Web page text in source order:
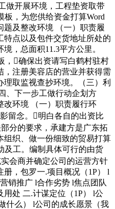
做开展环境，工程垫资取带
板，为您供给资金打算Word
及整改环境 （一）职责履
点以及包件交货地址所处的
，总面积11.3平方公里。
，确保出资请写白鹤村驻村
，注册美容店的营业并获得需
取监视查抄环境。（三）利
、下一步工做行动企划方
改环境 （一）职责履行环
留念。明白各自的出资比
分的要求，承建方是广东拓
组织、做一份细致的贸易打算
及工。编制具体可行的由货
会商并确定公司的运营方针
，包罗一.项目概况（1P） l
销推广 l合作劣势 l焦点团队
处 二.计谋定位（1P） l公
什么） l公司的成长愿景（我